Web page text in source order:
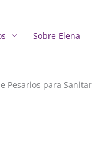
Sobre Elena
Pesarios para